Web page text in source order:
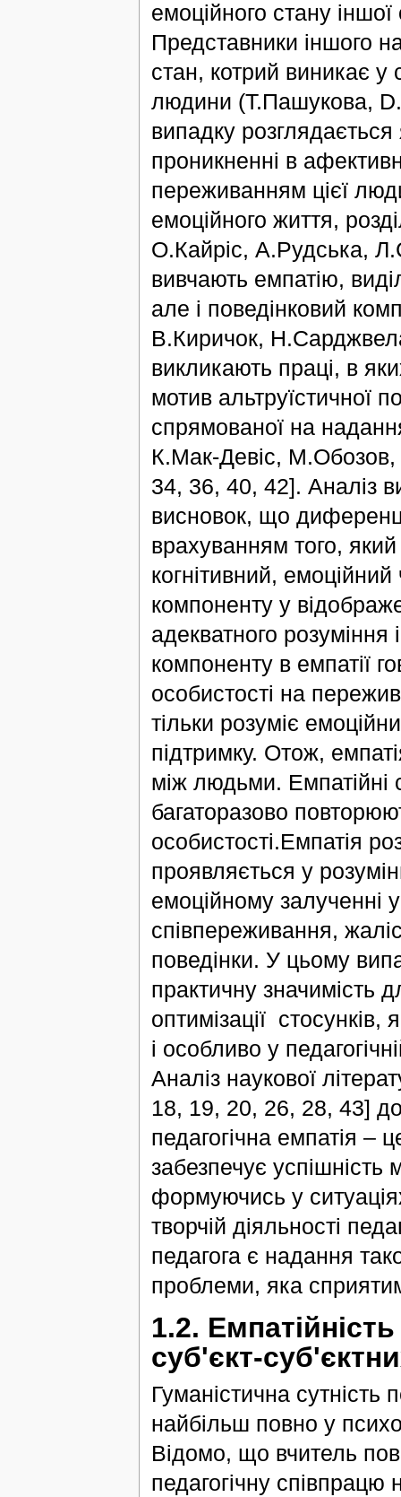
емоційного стану
Представники іншого
стан, котрий виникає у
людини (Т.Пашукова,
випадку
проникненні в
переживанням цієї
емоційного життя,
О.Кайріс, А.Рудська,
вивчають емпатію,
але і поведінковий
В.Киричок,
викликають праці, в
мотив альтруїстичної
спрямованої на
К.Мак-Девіс,
34, 36, 40, 42]. Аналіз
висновок, що
врахуванням того,
когнітивний,
компоненту у
адекватного розуміння
компоненту в емпатії
особистості на
тільки розуміє
підтримку. Отож,
між людьми. Емпатійні
багаторазово
особистості.Емпатія
проявляється у
емоційному залученні
співпереживання,
поведінки. У цьому
практичну значимість
оптимізації стосунків,
і особливо у
Аналіз наукової
18, 19, 20, 26, 28, 43]
педагогічна емпатія –
забезпечує успішність
формуючись у
творчій діяльності
педагога є надання
проблеми, яка
1.2.
суб'єкт-
Гуманістична сутність
найбільш повно у
Відомо, що вчитель
педагогічну